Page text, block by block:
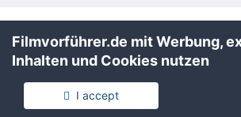
Teilen
Keine Kommentare vorhanden
Filmvorführer.de mit Werbung,
Inhalten und Cookies nutzen
I accept